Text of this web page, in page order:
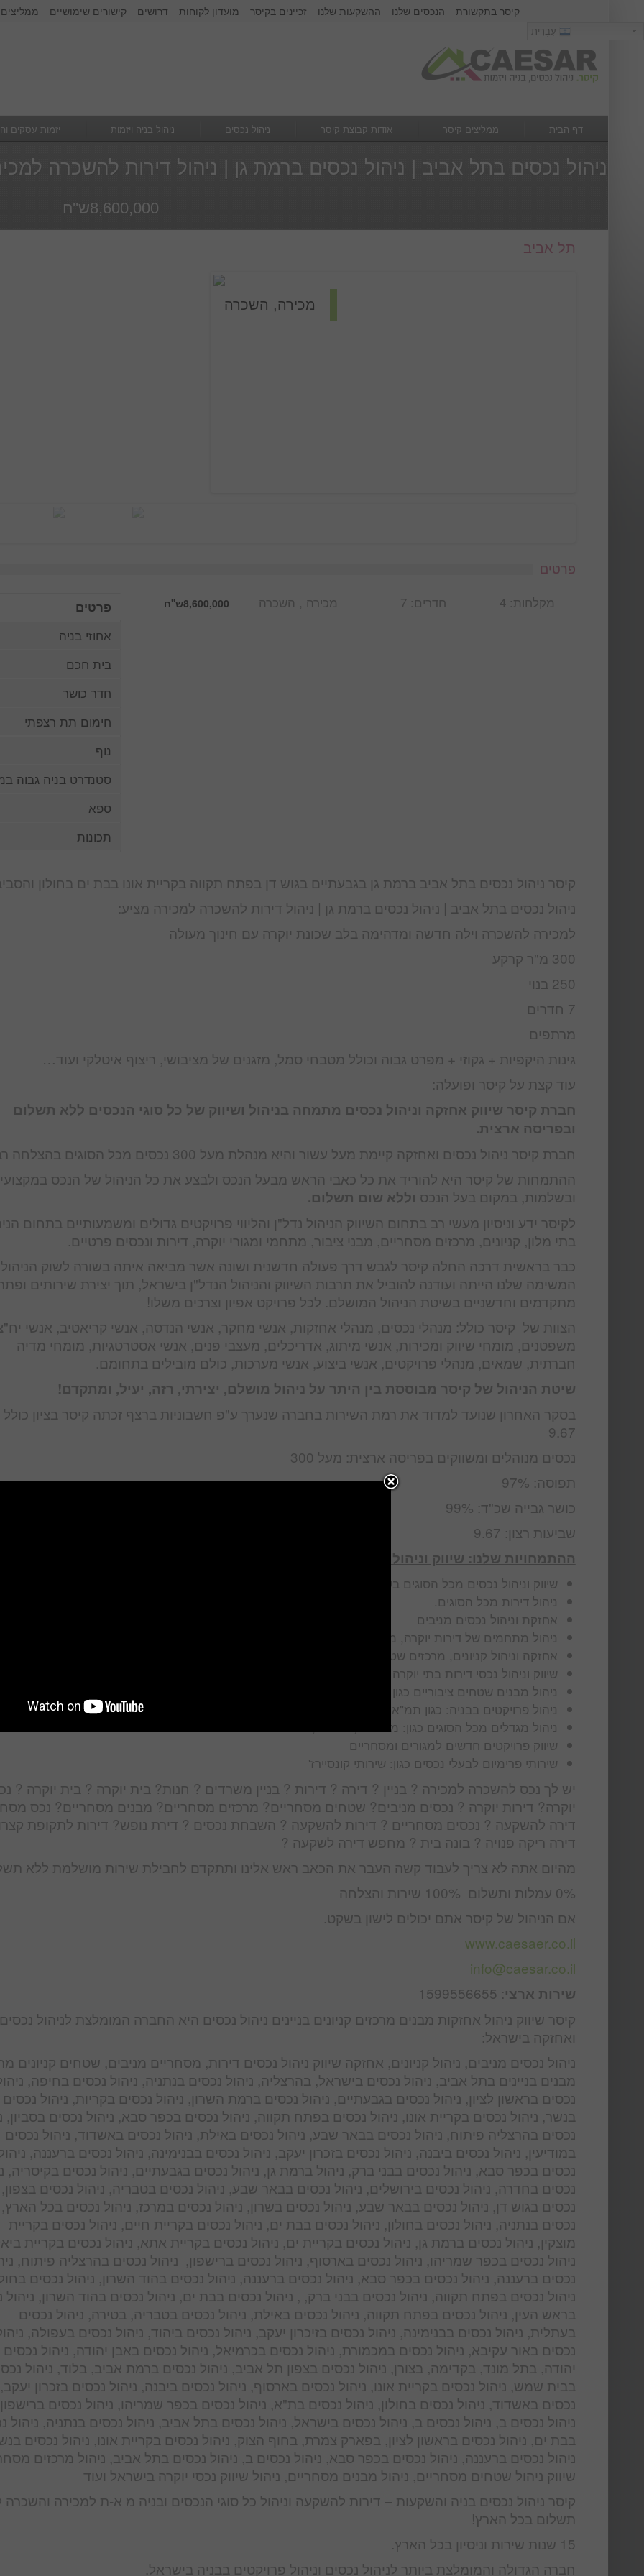
שם משתמש : סיסמא :
קישורים שימושיים דרושים מועדון לקוחות זכיינים בקיסר ההשקעות שלנו הנכסים שלנו קיסר בתקשורת
עִבְרִית
דף הבית ממליצים קיסר אודות קבוצת קיסר ניהול נכסים ניהול בניה ויזמות
יזמות עסקים
מה חדש
צור קשר
ניהול נכסים בתל אביב | ניהול נכסים ברמת גן | ניהול דירות להשכרה
8,600,000ש''ח
תל אביב
מכירה, השכרה
פרטים
פרטים
אחוזי בניה
בית חכם
חדר כושר
חימום תת רצפתי
נוף
סטנדרט בניה גבוה
ספא
תכונות
8,600,000ש''ח מכירה , השכרה חדרים: 7 מקלחות: 4
קיסר ניהול נכסים בתל אביב ברמת גן בגבעתיים בגוש דן בפתח תקווה בקריית אונו בבת ים בחולון
ניהול נכסים בתל אביב | ניהול נכסים ברמת גן | ניהול דירות להשכרה למכירה מציע:
למכירה להשכרה וילה חדשה ומדהימה בלב שכונת יוקרה עם חינוך מעולה
300 מ"ר קרקע
250 בנוי
7 חדרים
מרתפים
גינות היקפיות + גקוזי + מפרט גבוה וכולל מטבחי סמל, מזגנים של מציבושי, ריצוף איטלקי ועוד…
עוד קצת על קיסר ופועלה:
חברת קיסר שיווק אחזקה וניהול נכסים מתמחה בניהול ושיווק של כל סוגי הנכסים ללא תשלום
ובפריסה ארצית.
חברת קיסר ניהול נכסים ואחזקה קיימת מעל עשור והיא מנהלת מעל 300 נכסים מכל הסוגים בהצלחה רבה.
ההתמחות של קיסר היא להוריד את כל כאבי הראש מבעל הנכס ולבצע את כל הניהול של הנכס
ובשלמות, במקום בעל הנכס וללא שום תשלום.
לקיסר ידע וניסיון מעשי רב בתחום השיווק הניהול נדל"ן והליווי פרויקטים גדולים ומשמעותיים בתחום
בתי מלון, קניונים, מרכזים מסחריים, מבני ציבור, מתחמי ומגורי יוקרה, דירות ונכסים פרטיים.
כבר בראשית דרכה החלה קיסר לגבש דרך פעולה חדשנית ושונה אשר מביאה איתה בשורה לשוק
המשימה שלנו הייתה ועודנה להוביל את תרבות השיווק והניהול הנדל"ן בישראל, תוך יצירת שירותים
מתקדמים וחדשניים בשיטת הניהול המושלם. לכל פרויקט אפיון וצרכים משלו!
הצוות של קיסר כולל: מנהלי נכסים, מנהלי אחזקות, אנשי מחקר, אנשי הנדסה, אנשי קריאטיב, אנשי
משפטנים, מומחי שיווק ומכירות, אנשי מיתוג, אדריכלים, מעצבי פנים, אנשי אסטרטגיות, מומחי מדיה
חברתית, שמאים, מנהלי פרויקטים, אנשי ביצוע, אנשי מערכות, כולם מובילים בתחומם.
שיטת הניהול של קיסר מבוססת בין היתר על ניהול מושלם, יצירתי, רזה, יעיל, ומתקדם!
בסקר האחרון שנועד למדוד את רמת השירות בחברה שנערך ע"פ חשבוניות ברצף זכתה קיסר בציון
9.67
נכסים מנוהלים ומשווקים בפריסה ארצית: מעל 300
תפוסה: 97%
כושר גבייה שכ"ד: 99%
שביעות רצון: 9.67
ההתמחויות שלנו: שיווק וניהול נכסים בשיטה המושלמת:
שיווק וניהול נכסים מכל הסוגים בשיטה המושלמת
ניהול דירות מכל הסוגים.
אחזקת וניהול נכסים מניבים
ניהול מתחמים של דירות יוקרה, מגורי יוקרה, מגדלים מגורים, מתחמי מגורים
אחזקה וניהול קניונים, מרכזים שטחים מבנים מסחריים מכל הסוגים
שיווק וניהול נכסי דירות בתי יוקרה מתחמי מגורי מגדלי יוקרה מכל הסוגים
ניהול מבנים שטחים ציבוריים כגון מוזיאונים תיאטראות מגדלים ועוד
ניהול פרויקטים בבניה: כגון תמ"א 38, פינוי בינוי, קבוצת רכישה ועוד
ניהול מגדלים מכל הסוגים כגון: משרדים, מגורים, מסחריים
שיווק פרויקטים חדשים למגורים ומסחריים
שירותי פרימיום לבעלי נכסים כגון: שירותי קונסיירז'
יש לך נכס להשכרה למכירה ? בניין ? דירה ? דירות ? בניין משרדים ? חנות? בית יוקרה ? בית יוקרה ?
יוקרה? דירות יוקרה ? נכסים מניבים? שטחים מסחריים? מרכזים מסחריים? מבנים מסחריים? נכס
דירה להשקעה ? נכסים מסחריים ? דירות להשקעה ? השבחת נכסים ? דירת נופש? דירות לתקופת
דירה ריקה פנויה ? בונה בית ? מחפש דירה לשקעה ?
מהיום אתה לא צריך לעבוד קשה העבר את הכאב ראש אלינו ותתקדם לחבילת שירות מושלמת ללא
0% עמלות ותשלום 100% שירות והצלחה
אם הניהול של קיסר אתם יכולים לישון בשקט.
www.caesaer.co.il
info@caesar.co.il
שירות ארצי: 1599556655
קיסר שיווק ניהול אחזקות מבנים מרכזים קניונים בניינים ניהול נכסים היא החברה המומלצת לניהול
ואחזקה בישראל:
ניהול נכסים מניבים, ניהול קניונים, אחזקה שיווק ניהול נכסים דירות, מסחריים מניבים, שטחים קניונים
מבנים בניינים בתל אביב, ניהול נכסים בישראל, בהרצליה, ניהול נכסים בנתניה, ניהול נכסים בחיפה,
נכסים בראשון לציון, ניהול נכסים בגבעתיים, ניהול נכסים ברמת השרון, ניהול נכסים בקריות, ניהול נכסים
בנשר, ניהול נכסים בקריית אונו, ניהול נכסים בפתח תקווה, ניהול נכסים בכפר סבא, ניהול נכסים בסביון,
נכסים בהרצליה פיתוח, ניהול נכסים בבאר שבע, ניהול נכסים באילת, ניהול נכסים באשדוד, ניהול נכסים
במודיעין, ניהול נכסים ביבנה, ניהול נכסים בזכרון יעקב, ניהול נכסים בבנימינה, ניהול נכסים ברעננה,
נכסים בכפר סבא, ניהול נכסים בבני ברק, ניהול ברמת גן, ניהול נכסים בגבעתיים, ניהול נכסים בקיסריה,
נכסים בחדרה, ניהול נכסים בירושלים, ניהול נכסים בבאר שבע, ניהול נכסים בטבריה, ניהול נכסים בצפון,
נכסים בגוש דן, ניהול נכסים בבאר שבע, ניהול נכסים בשרון, ניהול נכסים במרכז, ניהול נכסים בכל הארץ,
נכסים בנתניה, ניהול נכסים בחולון, ניהול נכסים בבת ים, ניהול נכסים בקריית חיים, ניהול נכסים בקריית
מוצקין, ניהול נכסים ברמת גן, ניהול נכסים בקריית ים, ניהול נכסים בקריית אתא, ניהול נכסים בקריית
ניהול נכסים בכפר שמריהו, ניהול נכסים בארסוף, ניהול נכסים ברישפון, ניהול נכסים בהרצליה פיתוח,
נכסים ברעננה, ניהול נכסים בכפר סבא, ניהול נכסים ברעננה, ניהול נכסים בהוד השרון, ניהול נכסים
ניהול נכסים בפתח תקווה, ניהול נכסים בבני ברק, , ניהול נכסים בבת ים, ניהול נכסים בהוד השרון, ניהול
בראש העין, ניהול נכסים בפתח תקווה, ניהול נכסים באילת, ניהול נכסים בטבריה, בטירה, ניהול נכסים
בעתלית, ניהול נכסים בבנימינה, ניהול נכסים בזיכרון יעקב, ניהול נכסים ביהוד, ניהול נכסים בעפולה,
נכסים באור עקיבא, ניהול נכסים במכמורת, ניהול נכסים בכרמיאל, ניהול נכסים באבן יהודה, ניהול
יהודה, בתל מונד, בקדימה, בצורן, ניהול נכסים בצפון תל אביב, ניהול נכסים ברמת אביב, בלוד, ניהול
בבית שמש, ניהול נכסים בקריית אונו, ניהול נכסים בארסוף, ניהול נכסים ביבנה, ניהול נכסים בזכרון
נכסים באשדוד, ניהול נכסים בחולון, ניהול נכסים בת"א, ניהול נכסים בכפר שמריהו, ניהול נכסים
ניהול נכסים ב, ניהול נכסים ב, ניהול נכסים בישראל, ניהול נכסים בתל אביב, ניהול נכסים בנתניה, ניהול
בבת ים, ניהול נכסים בראשון לציון, בפארק צמרת, בחוף הצוק, ניהול נכסים בקריית אונו, ניהול נכסים
ניהול נכסים ברעננה, ניהול נכסים בכפר סבא, ניהול נכסים ב, ניהול נכסים בתל אביב, ניהול מרכזים
שיווק ניהול שטחים מסחריים, ניהול מבנים מסחריים, ניהול שיווק נכסי יוקרה בישראל ועוד
קיסר ניהול נכסים בניה והשקעות – דירות להשקעה וניהול כל סוגי הנכסים ובניה מ א-ת למכירה
תשלום בכל הארץ!
15 שנות שירות וניסיון בכל הארץ.
חברה הגדולה והמומלצת ביותר לניהול נכסים וניהול פרויקטים בבניה בישראל.
עִבְרִית